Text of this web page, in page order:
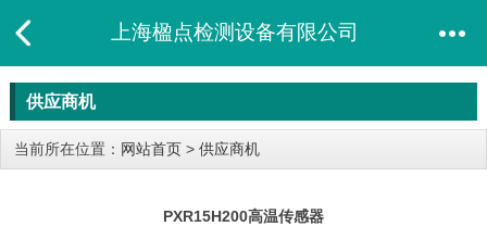
上海楹点检测设备有限公司
供应商机
当前所在位置： 网站首页 > 供应商机
PXR15H200高温传感器